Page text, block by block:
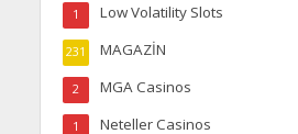
Low Volatility Slots
1
MAGAZİN
231
MGA Casinos
2
Neteller Casinos
1